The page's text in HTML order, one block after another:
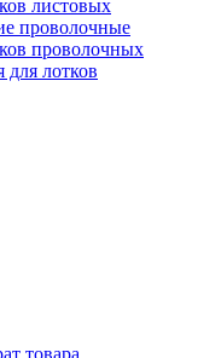
листовых
проволочные
проволочных
лотков
товара